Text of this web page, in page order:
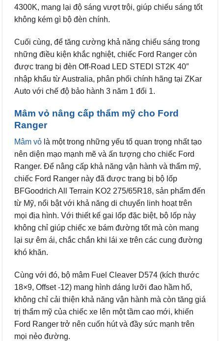
4300K, mang lại độ sáng vượt trội, giúp chiếu sáng tốt
không kém gì bộ đèn chính.
Cuối cùng, để tăng cường khả năng chiếu sáng trong
những điều kiện khắc nghiệt, chiếc Ford Ranger còn
được trang bị đèn Off-Road LED STEDI ST2K 40″
nhập khẩu từ Australia, phân phối chính hãng tại ZKar
Auto với chế độ bảo hành 3 năm 1 đổi 1.
Mâm vỏ nâng cấp thẩm mỹ cho Ford
Ranger
Mâm vỏ là một trong những yếu tố quan trọng nhất tạo
nên diện mạo mạnh mẽ và ấn tượng cho chiếc Ford
Ranger. Để nâng cấp khả năng vận hành và thẩm mỹ,
chiếc Ford Ranger này đã được trang bị bộ lốp
BFGoodrich All Terrain KO2 275/65R18, sản phẩm đến
từ Mỹ, nổi bật với khả năng di chuyển linh hoạt trên
mọi địa hình. Với thiết kế gai lốp đặc biệt, bộ lốp này
không chỉ giúp chiếc xe bám đường tốt mà còn mang
lại sự êm ái, chắc chắn khi lái xe trên các cung đường
khó khăn.
Cùng với đó, bộ mâm Fuel Cleaver D574 (kích thước
18×9, Offset -12) mang hình dáng lưỡi đao hầm hố,
không chỉ cải thiện khả năng vận hành mà còn tăng giá
trị thẩm mỹ của chiếc xe lên một tầm cao mới, khiến
Ford Ranger trở nên cuốn hút và đầy sức mạnh trên
mọi nẻo đường.